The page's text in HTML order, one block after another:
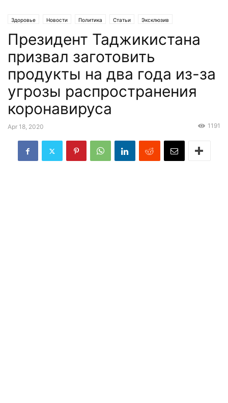
Здоровье Новости Политика Статьи Эксклюзив
Президент Таджикистана
призвал заготовить
продукты на два года из-за
угрозы распространения
коронавируса
Apr 18, 2020 1191